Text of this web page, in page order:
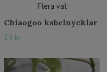
Flera val
Chiaogoo kabelnycklar
29 kr